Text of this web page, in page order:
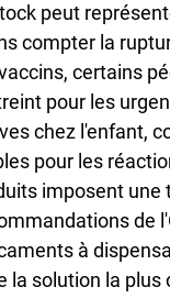
peut
compter la
certains
pour les
chez l'enfant,
pour les
imposent une
de
à
la solution la plus